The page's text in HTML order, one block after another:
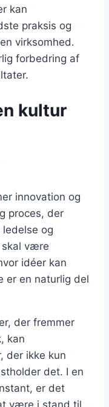
kan
praksis og
virksomhed.
forbedring af
kultur
innovation og
proces, der
og
skal være
idéer kan
er en naturlig del
der fremmer
kan
der ikke kun
det. I en
er det
være i stand til